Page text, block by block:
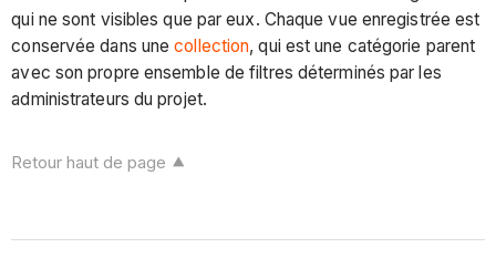
qui ne sont visibles que par eux. Chaque vue enregistrée est
conservée dans unecollection, qui est une catégorie parent
avec son propre ensemble de filtres déterminés par les
administrateurs du projet.
Retour haut de page